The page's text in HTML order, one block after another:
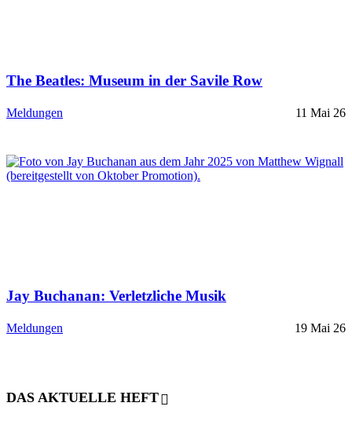
The Beatles: Museum in der Savile Row
Meldungen 11 Mai 26
Jay Buchanan: Verletzliche Musik
Meldungen 19 Mai 26
DAS AKTUELLE HEFT